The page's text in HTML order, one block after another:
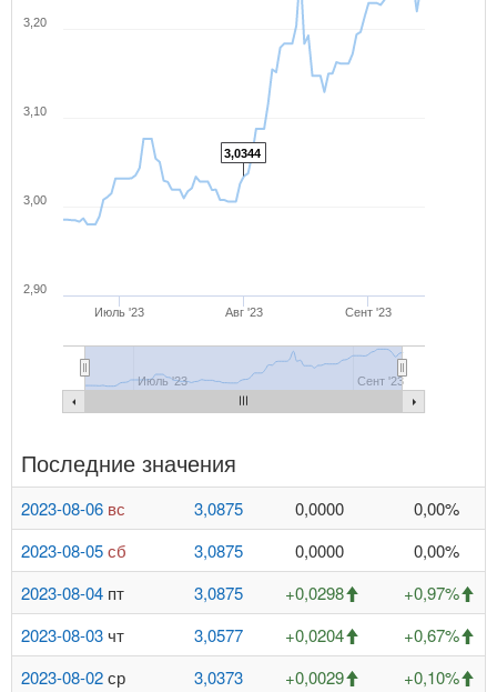
3,0344
Июль '23 Авг '23 Сент '23
Июль '23 Сент '23
2,90
3,00
3,10
3,20
Последние значения
2023-08-06 вс 3,0875 0,0000
0,00%
2023-08-05сб 3,0875 0,0000
0,00%
2023-08-04 пт 3,0875 +0,0298
+0,97%
2023-08-03 чт 3,0577 +0,0204
+0,67%
2023-08-02ср 3,0373 +0,0029
+0,10%